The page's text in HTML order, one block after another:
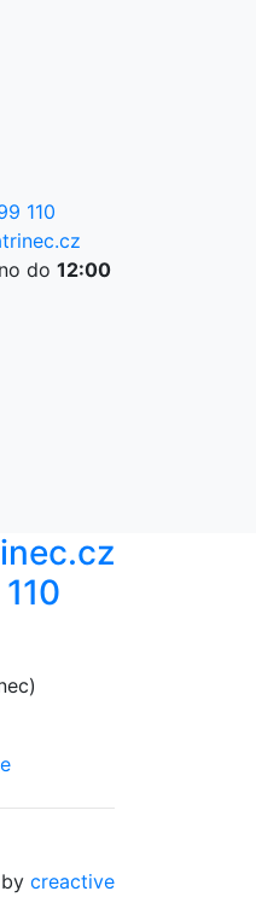
110
do 12:00
creactive